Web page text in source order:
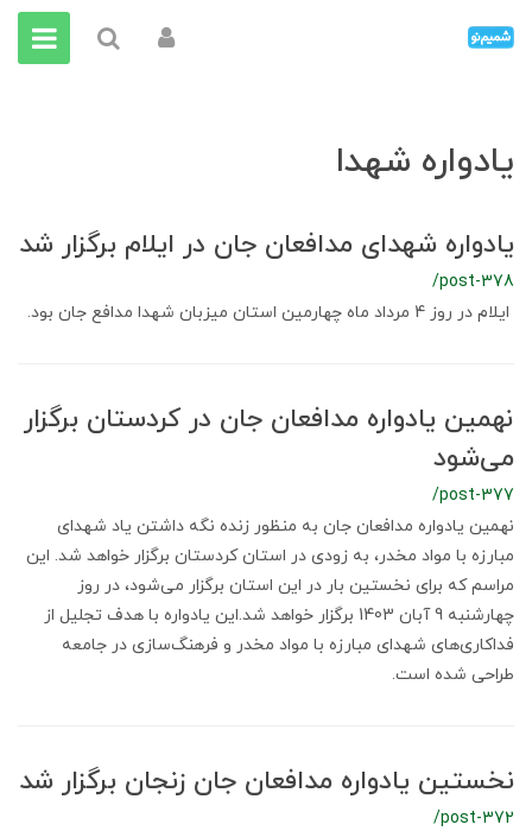
یادواره شهدا
یادواره شهدای مدافعان جان در ایلام برگزار شد
/post-378
ایلام در روز 4 مرداد ماه چهارمین استان میزبان شهدا مدافع جان بود.
نهمین یادواره مدافعان جان در کردستان برگزار
می‌شود
/post-377
نهمین یادواره مدافعان جان به منظور زنده نگه داشتن یاد شهدای
مبارزه با مواد مخدر، به زودی در استان کردستان برگزار خواهد شد. این
مراسم که برای نخستین بار در این استان برگزار می‌شود، در روز
چهارشنبه 9 آبان 1403 برگزار خواهد شد.این یادواره با هدف تجلیل از
فداکاری‌های شهدای مبارزه با مواد مخدر و فرهنگ‌سازی در جامعه
طراحی شده است.
نخستین یادواره مدافعان جان زنجان برگزار شد
/post-372